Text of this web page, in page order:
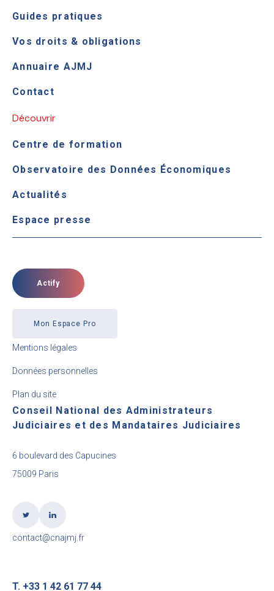
Guides pratiques
Vos droits & obligations
Annuaire AJMJ
Contact
Découvrir
Centre de formation
Observatoire des Données Économiques
Actualités
Espace presse
Actify
Mon Espace Pro
Mentions légales
Données personnelles
Plan du site
Conseil National des Administrateurs
Judiciaires et des Mandataires Judiciaires
6 boulevard des Capucines
75009 Paris
contact@cnajmj.fr
T. +33 1 42 61 77 44